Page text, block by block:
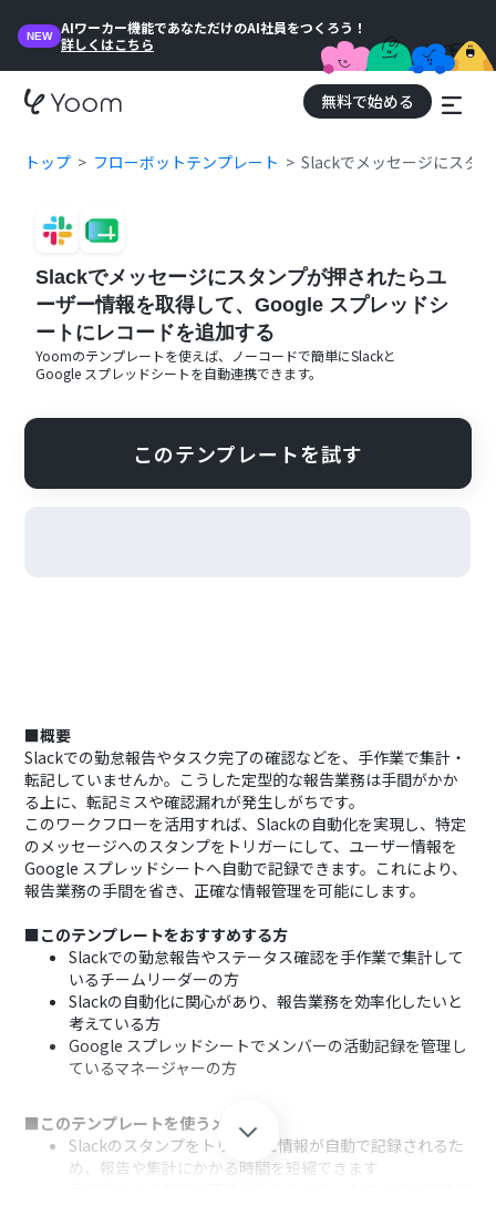
NEW
AIワーカー機能であなただけのAI社員をつくろう！
詳しくはこちら
無料で始める
トップ フローボットテンプレート Slackでメッセージにスタ
Slackでメッセージにスタンプが押されたらユ
ーザー情報を取得して、Google スプレッドシ
ートにレコードを追加する
Yoomのテンプレートを使えば、ノーコードで簡単にSlackと
Google スプレッドシートを自動連携できます。
このテンプレートを試す
■概要
Slackでの勤怠報告やタスク完了の確認などを、手作業で集計・
転記していませんか。こうした定型的な報告業務は手間がかか
る上に、転記ミスや確認漏れが発生しがちです。
このワークフローを活用すれば、Slackの自動化を実現し、特定
のメッセージへのスタンプをトリガーにして、ユーザー情報を
Google スプレッドシートへ自動で記録できます。これにより、
報告業務の手間を省き、正確な情報管理を可能にします。
■このテンプレートをおすすめする方
Slackでの勤怠報告やステータス確認を手作業で集計して
いるチームリーダーの方
Slackの自動化に関心があり、報告業務を効率化したいと
考えている方
Google スプレッドシートでメンバーの活動記録を管理し
ているマネージャーの方
■このテンプレートを使うメリット
Slackのスタンプをトリガーに情報が自動で記録されるた
め、報告や集計にかかる時間を短縮できます